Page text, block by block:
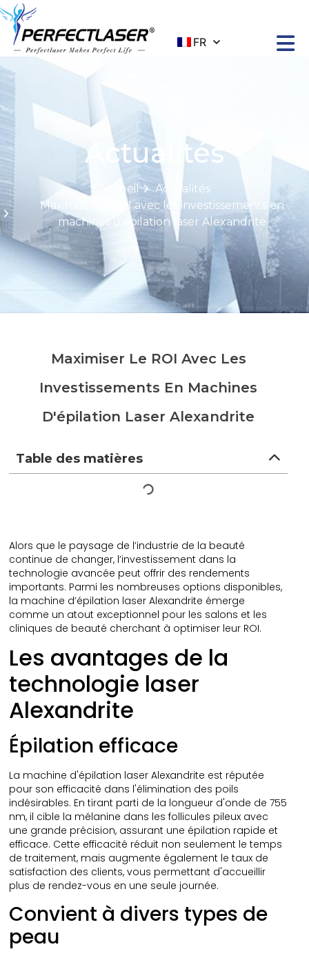
FR
Actualités
Accueil
Actualités
Maximiser le ROI avec les investissements en
machines d'épilation laser Alexandrite
Maximiser Le ROI Avec Les
Investissements En Machines
D'épilation Laser Alexandrite
Table des matières
Alors que le paysage de l’industrie de la beauté
continue de changer, l’investissement dans la
technologie avancée peut offrir des rendements
importants. Parmi les nombreuses options disponibles,
la machine d’épilation laser Alexandrite émerge
comme un atout exceptionnel pour les salons et les
cliniques de beauté cherchant à optimiser leur ROI.
Les avantages de la
technologie laser
Alexandrite
Épilation efficace
La machine d'épilation laser Alexandrite est réputée
pour son efficacité dans l'élimination des poils
indésirables. En tirant parti de la longueur d'onde de 755
nm, il cible la mélanine dans les follicules pileux avec
une grande précision, assurant une épilation rapide et
efficace. Cette efficacité réduit non seulement le temps
de traitement, mais augmente également le taux de
satisfaction des clients, vous permettant d'accueillir
plus de rendez-vous en une seule journée.
Convient à divers types de
peau